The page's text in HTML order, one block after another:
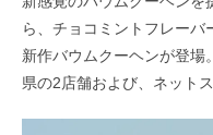
ら、チョコミントフレーバ
新作バウムクーヘンが登
県の2店舗および、ネット